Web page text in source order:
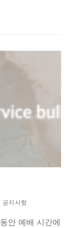
공지사항
안 예배 시간에